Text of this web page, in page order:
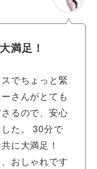
満足！
でちょっと緊
さんがとても
るので、安心
た。 30分で
に大満足！
おしゃれです